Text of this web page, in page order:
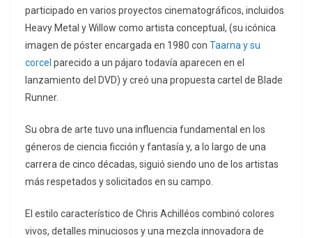
participado en varios proyectos cinematográficos, incluidos
Heavy Metal y Willow como artista conceptual, (su icónica
imagen de póster encargada en 1980 con Taarna y su
corcel parecido a un pájaro todavía aparecen en el
lanzamiento del DVD) y creó una propuesta cartel de Blade
Runner.
Su obra de arte tuvo una influencia fundamental en los
géneros de ciencia ficción y fantasía y, a lo largo de una
carrera de cinco décadas, siguió siendo uno de los artistas
más respetados y solicitados en su campo.
El estilo característico de Chris Achilléos combinó colores
vivos, detalles minuciosos y una mezcla innovadora de